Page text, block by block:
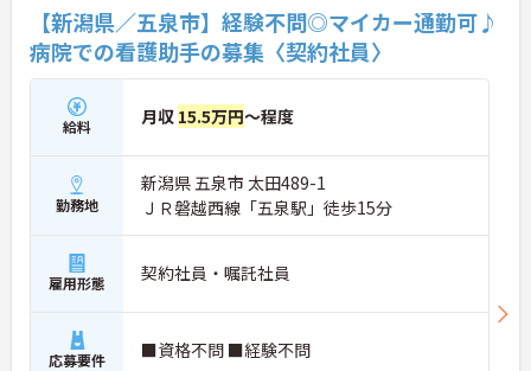
【新潟県／五泉市】経験不問◎マイカー通勤可♪
病院での看護助手の募集〈契約社員〉
給料 月収 15.5万円～程度
勤務地
新潟県 五泉市 太田489-1
ＪＲ磐越西線「五泉駅」徒歩15分
雇用形態 契約社員・嘱託社員
応募要件 ■資格不問 ■経験不問